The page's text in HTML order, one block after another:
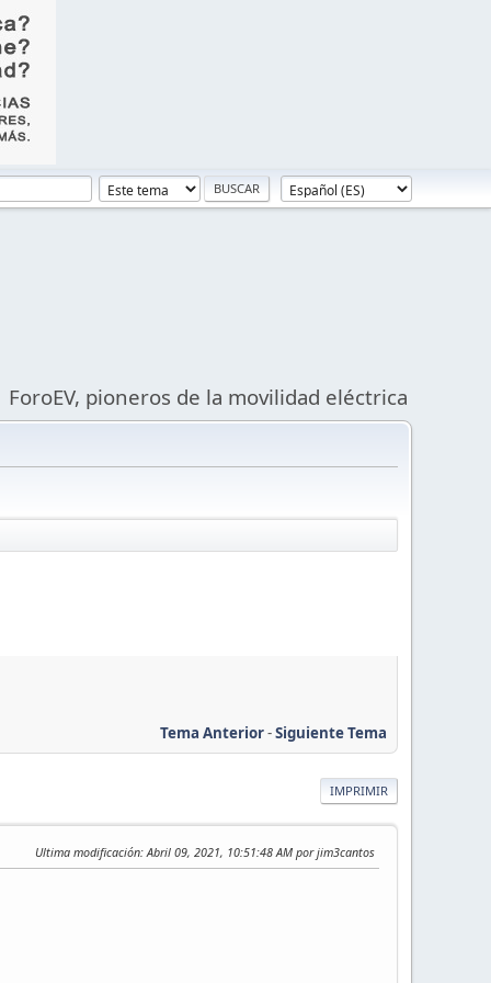
ForoEV, pioneros de la movilidad eléctrica
Tema Anterior-Siguiente Tema
IMPRIMIR
Ultima modificación: Abril 09, 2021, 10:51:48 AM por jim3cantos